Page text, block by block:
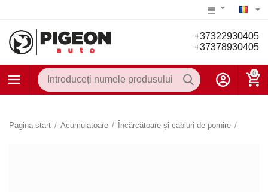
+37322930405
+37378930405
0
Pagina start / Acumulatoare / Încărcătoare și cabluri de pornire /